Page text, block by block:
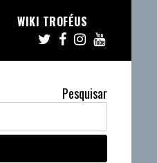
WIKI TROFÉUS
Pesquisar